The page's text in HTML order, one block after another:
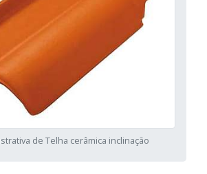
de Telha cerâmica inclinação